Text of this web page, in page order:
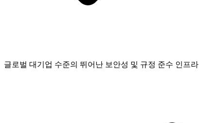
글로벌 대기업 수준의 뛰어난 보안성 및 규정 준수 인프라